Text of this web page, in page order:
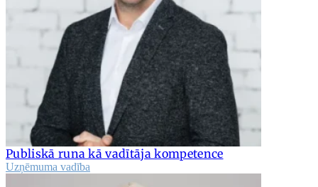
Publiskā runa kā vadītāja kompetence
Uzņēmuma vadība